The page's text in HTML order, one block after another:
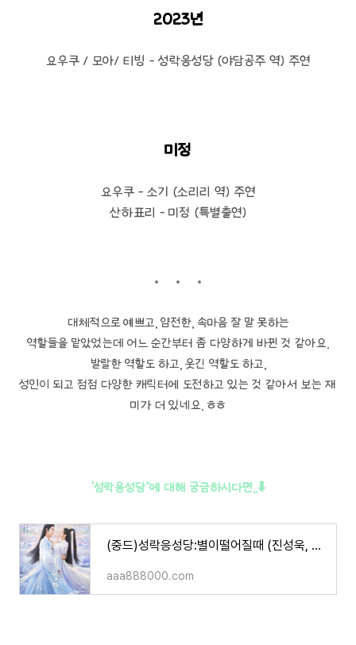
2023년
요우쿠 / 모아/ 티빙 - 성락응성당 (야담공주 역) 주연
미정
요우쿠 - 소기 (소리리 역) 주연
산하표리 - 미정 (특별출연)
대체적으로 예쁘고, 얌전한, 속마음 잘 말 못하는
역할들을 맡았었는데 어느 순간부터 좀 다양하게 바뀐 것 같아요.
발랄한 역할도 하고, 웃긴 역할도 하고,
성인이 되고 점점 다양한 캐릭터에 도전하고 있는 것 같아서 보는 재
미가 더 있네요. ㅎㅎ
'성락응성당"에 대해 궁금하시다면..⬇️
(중드)성락응성당:별이떨어질때 (진성욱, 이란적 주연/ 등장인물, 줄거리, 영상 등)
aaa888000.com